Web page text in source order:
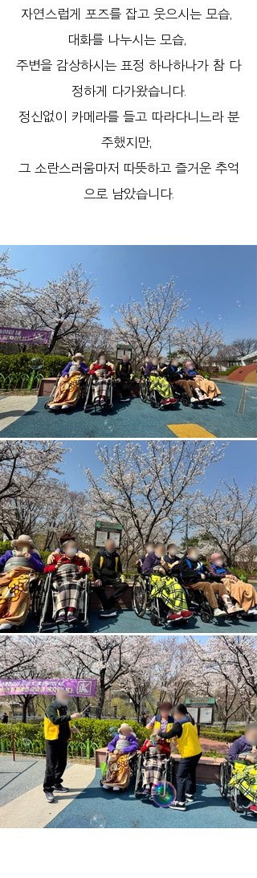
자연스럽게 포즈를 잡고 웃으시는 모습,
대화를 나누시는 모습,
주변을 감상하시는 표정 하나하나가 참 다
정하게 다가왔습니다.
정신없이 카메라를 들고 따라다니느라 분
주했지만,
그 소란스러움마저 따뜻하고 즐거운 추억
으로 남았습니다.